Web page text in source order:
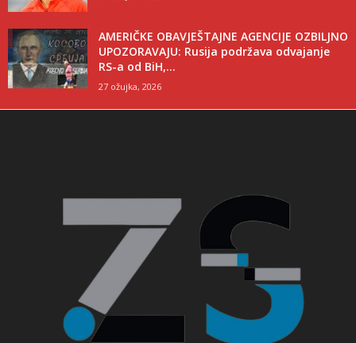
AMERIČKE OBAVJEŠTAJNE AGENCIJE OZBILJNO
UPOZORAVAJU: Rusija podržava odvajanje
RS-a od BiH,...
27 ožujka, 2026